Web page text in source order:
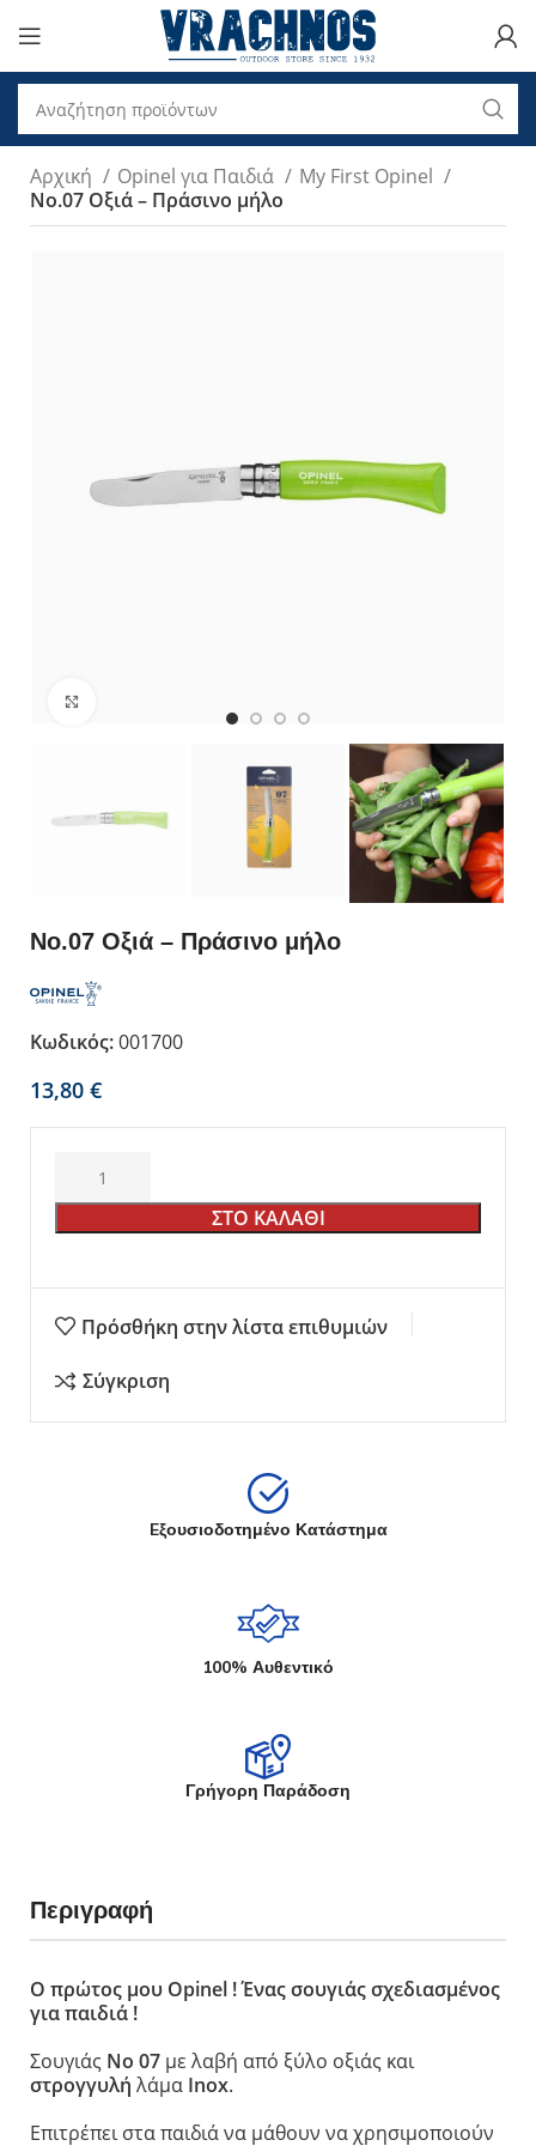
Αρχική Opinel για Παιδιά
My First Opinel
Νο.07 Οξιά – Πράσινο μήλο
Νο.07 Οξιά – Πράσινο μήλο
Κωδικός:001700
€
ΣΤΟ ΚΑΛΑΘΙ
Πρόσθήκη στην λίστα επιθυμιών
Σύγκριση
Eξουσιοδοτημένο Κατάστημα
100% Αυθεντικό
Γρήγορη Παράδοση
Περιγραφή
Ο πρώτος μου Opinel ! Ένας σουγιάς σχεδιασμένος
για παιδιά !
Σουγιάς Νο 07 με λαβή από ξύλο οξιάς και
στρογγυλή λάμα Inox.
Επιτρέπει στα παιδιά να μάθουν να χρησιμοποιούν